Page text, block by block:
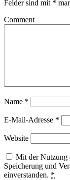
Felder sind mit *
Comment
Name *
E-Mail-Adresse *
Website
Mit der Nutzung
Speicherung und
einverstanden. *